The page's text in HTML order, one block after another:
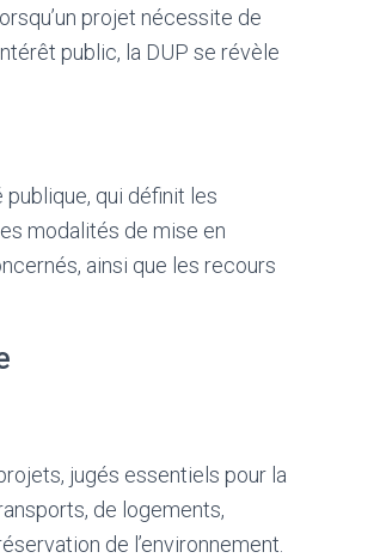
projet nécessite de
public, la DUP se révèle
publique, qui définit les
modalités de mise en
ainsi que les recours
jugés essentiels pour la
de logements,
de l’environnement.